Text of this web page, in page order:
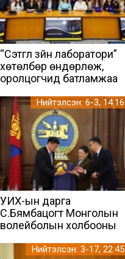
“Сэтгүүл зүйн лаборатори”
хөтөлбөр өндөрлөж,
оролцогчид батламжаа
УИХ-ын дарга
С.Бямбацогт Монголын
волейболын холбооны
ахмад үеийн гавьяатуудыг
Нийтэлсэн: 6-3, 14:16
Нийтэлсэн: 3-17, 22:45